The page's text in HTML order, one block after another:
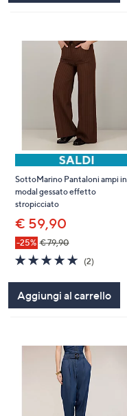
SottoMarino Pantaloni ampi in
modal gessato effetto
stropicciato
€ 59,90
-25% € 79,90
5.0
of
5
Stars
(2)2
Aggiungi al carrello